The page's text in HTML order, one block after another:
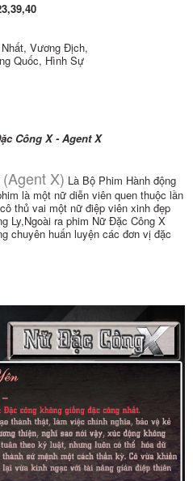
Vương Địch,
Quốc, Hình Sự
Công X - Agent X
(Agent X) Là Bộ Phim Hành động
là một nữ diễn viên quen thuộc lần
thủ vai một nữ điệp viên xinh đẹp
Ly,Ngoài ra phim Nữ Đặc Công X
chuyên huấn luyện các đơn vị đặc